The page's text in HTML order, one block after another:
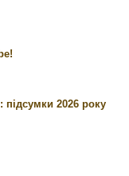
2026 року